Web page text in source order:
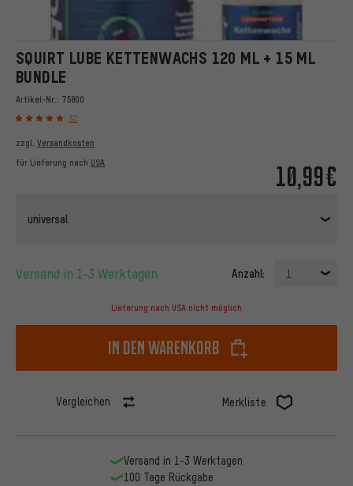
SQUIRT LUBE KETTENWACHS 120 ML + 15 ML
BUNDLE
Artikel-Nr.: 75900
32
10,99€
zzgl. Versandkosten
für Lieferung nach USA
universal
Versand in 1-3 Werktagen Anzahl: 1
Lieferung nach USA nicht möglich
In den Warenkorb
Vergleichen Merkliste
Versand in 1-3 Werktagen
100 Tage Rückgabe